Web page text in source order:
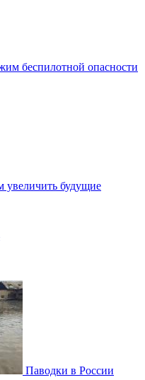
беспилотной опасности
увеличить будущие
Паводки в России